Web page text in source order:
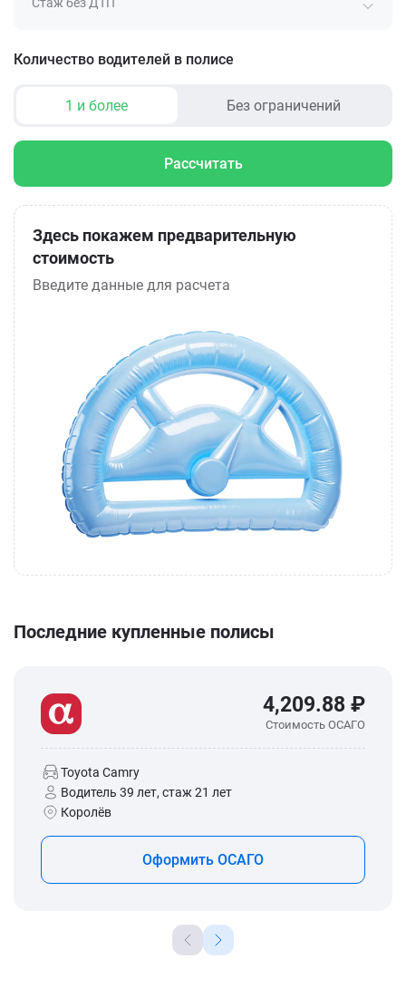
Количество водителей в полисе
1 и более Без ограничений
Рассчитать
Здесь покажем предварительную
стоимость
Введите данные для расчета
Последние купленные полисы
4,209.88 ₽
Стоимость ОСАГО
Toyota Camry
Водитель 39 лет, стаж 21 лет
Королёв
Оформить ОСАГО